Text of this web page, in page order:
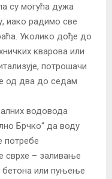
су могућа дужа
иако радимо све
Уколико дође до
кварова или
потрошачи
од два до седам
водовода
Брчко“ да воду
потребе
сврхе – заливање
или пуњење